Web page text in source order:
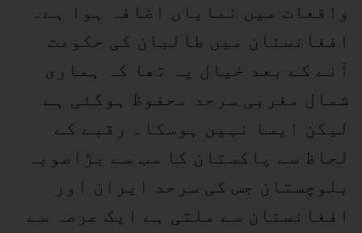
واقعات میں نمایاں اضافہ ہوا ہے۔
افغانستان میں طالبان کی حکومت
آنے کے بعد خیال یہ تھا کہ ہماری
شمال مغربی سرحد محفوظ ہوگئی ہے
لیکن ایسا نہیں ہوسکا۔ رقبے کے
لحاظ سے پاکستان کا سب سے بڑاصوبہ
بلوچستان جس کی سرحد ایران اور
افغانستان سے ملتی ہے ایک عرصہ سے